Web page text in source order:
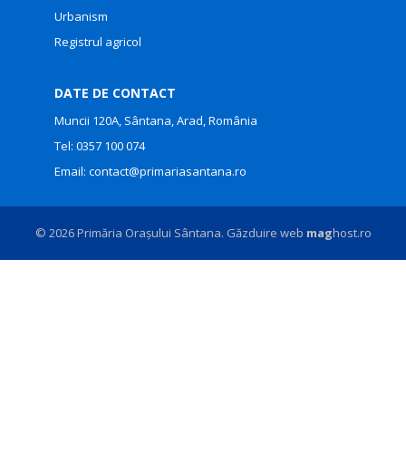
Urbanism
Registrul agricol
DATE DE CONTACT
Muncii 120A, Sântana, Arad, România
Tel: 0357 100 074
Email: contact@primariasantana.ro
© 2026 Primăria Orașului Sântana. Găzduire web maghost.ro